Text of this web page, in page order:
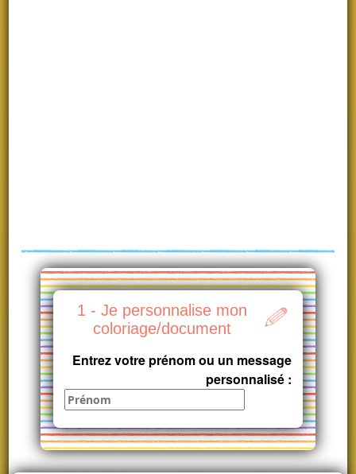
1 - Je personnalise mon
coloriage/document
Entrez votre prénom ou un message
personnalisé :